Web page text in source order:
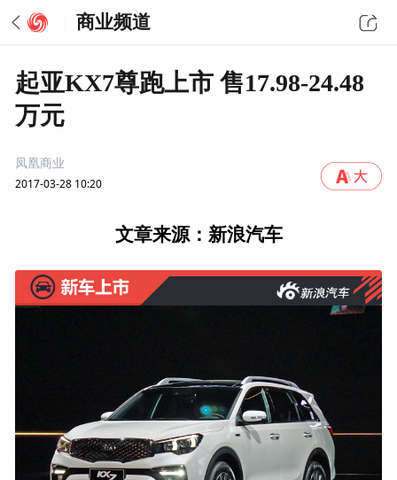
商业频道
起亚KX7尊跑上市 售17.98-24.48
万元
凤凰商业
2017-03-28 10:20
文章来源：新浪汽车